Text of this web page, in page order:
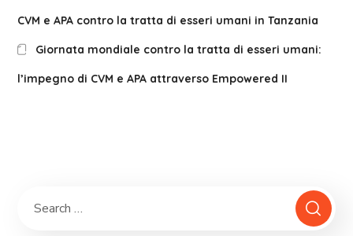
CVM e APA contro la tratta di esseri umani in Tanzania
Giornata mondiale contro la tratta di esseri umani:
l’impegno di CVM e APA attraverso Empowered II